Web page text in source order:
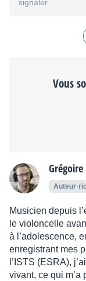
signaler
Vous
Musicien depuis
le violoncelle
à l’adolescence,
enregistrant mes
l’ISTS (ESRA),
vivant, ce qui m’a